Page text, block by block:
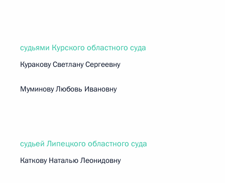
судьями Курского областного суда
Куракову Светлану Сергеевну
Муминову Любовь Ивановну
судьей Липецкого областного суда
Каткову Наталью Леонидовну